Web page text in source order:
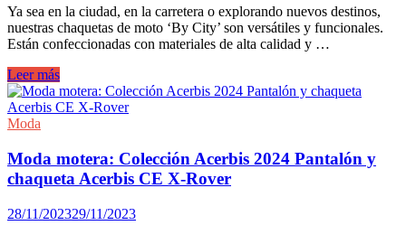
Ya sea en la ciudad, en la carretera o explorando nuevos destinos,
nuestras chaquetas de moto ‘By City’ son versátiles y funcionales.
Están confeccionadas con materiales de alta calidad y …
Estilo
y
Seguridad
en
Viajes
moteros
Leer más
Moda
Moda motera: Colección Acerbis 2024 Pantalón y
chaqueta Acerbis CE X-Rover
28/11/202329/11/2023